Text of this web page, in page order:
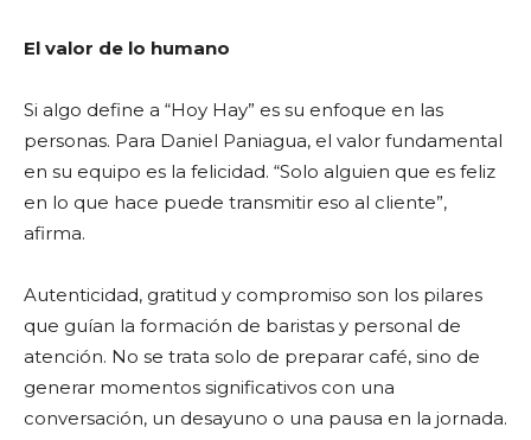
El valor de lo humano
Si algo define a “Hoy Hay” es su enfoque en las
personas. Para Daniel Paniagua, el valor fundamental
en su equipo es la felicidad. “Solo alguien que es feliz
en lo que hace puede transmitir eso al cliente”,
afirma.
Autenticidad, gratitud y compromiso son los pilares
que guían la formación de baristas y personal de
atención. No se trata solo de preparar café, sino de
generar momentos significativos con una
conversación, un desayuno o una pausa en la jornada.